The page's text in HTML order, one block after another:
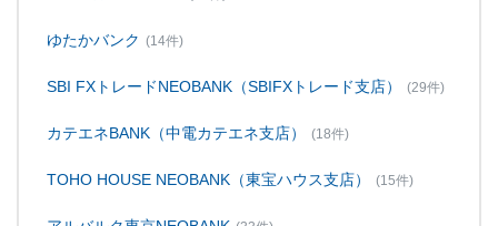
ゆたかバンク (14件)
SBI FXトレードNEOBANK（SBIFXトレード支店） (29件)
カテエネBANK（中電カテエネ支店） (18件)
TOHO HOUSE NEOBANK（東宝ハウス支店） (15件)